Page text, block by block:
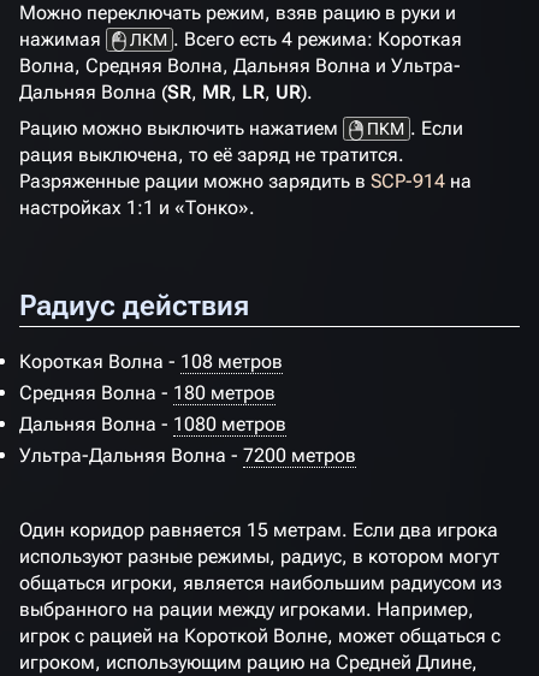
Можно переключать режим, взяв рацию в руки и
нажимая
ЛКМ . Всего есть 4 режима: Короткая
Волна, Средняя Волна, Дальняя Волна и Ультра-
Дальняя Волна (SR, MR, LR, UR).
Рацию можно выключить нажатием
ПКМ . Если
рация выключена, то её заряд не тратится.
Разряженные рации можно зарядить в SCP-914 на
настройках 1:1 и «Тонко».
Радиус действия
Короткая Волна - 108 метров
Средняя Волна - 180 метров
Дальняя Волна - 1080 метров
Ультра-Дальняя Волна - 7200 метров
Один коридор равняется 15 метрам. Если два игрока
используют разные режимы, радиус, в котором могут
общаться игроки, является наибольшим радиусом из
выбранного на рации между игроками. Например,
игрок с рацией на Короткой Волне, может общаться с
игроком, использующим рацию на Средней Длине,